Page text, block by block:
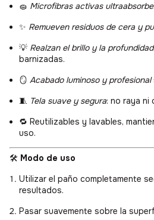
🧽 Microfibras activas
✨ Remueven residuos de cera y
💡 Realzan el brillo y la
barnizadas.
🪞 Acabado luminoso y profesional
🧵 Tela suave y segura: no raya ni
🔁 Reutilizables y lavables,
uso.
🛠️ Modo de uso
Utilizar el paño completamente
resultados.
Pasar suavemente sobre la